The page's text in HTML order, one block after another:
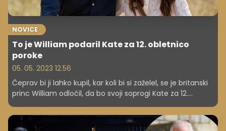
NOVICE
To je William podaril Kate za 12. obletnico
poroke
05. 05. 2023 12.56
Čeprav bi ji lahko kupil, kar koli bi si zaželel, se je britanski
princ William odločil, da bo svoji soprogi Kate za 12.
obletnico poroke podaril skromno, a zelo srčno darilo, ki
nosi močno sporočilo njune ljubezni. Podobno je ravnala
Kate.